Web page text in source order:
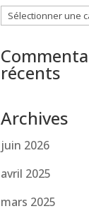
Catégories
récents
Archives
juin 2026
avril 2025
mars 2025